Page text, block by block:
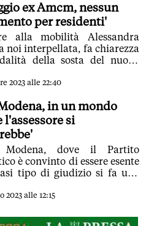
ex Amcm, nessun
per residenti'
alla mobilità Alessandra
noi interpellata, fa chiarezza
della sosta del nuovo
transitoria di 18 mesi si
o agevolazioni
2023 alle 22:40
in un mondo
si
dove il Partito
è convinto di essere esente
tipo di giudizio si fa una
2023 alle 12:15